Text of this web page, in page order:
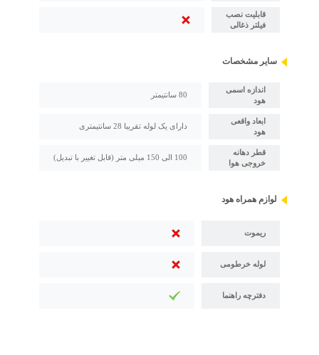
قابلیت نصب
فیلتر ذغالی
سایر مشخصات
اندازه اسمی
هود
80 سانتیمتر
ابعاد واقعی
هود
دارای یک لوله تقریبا 28 سانتیمتری
قطر دهانه
خروجی هوا
100 الی 150 میلی متر (قابل تغییر با تبدیل)
لوازم همراه هود
ریموت
لوله خرطومی
دفترچه راهنما